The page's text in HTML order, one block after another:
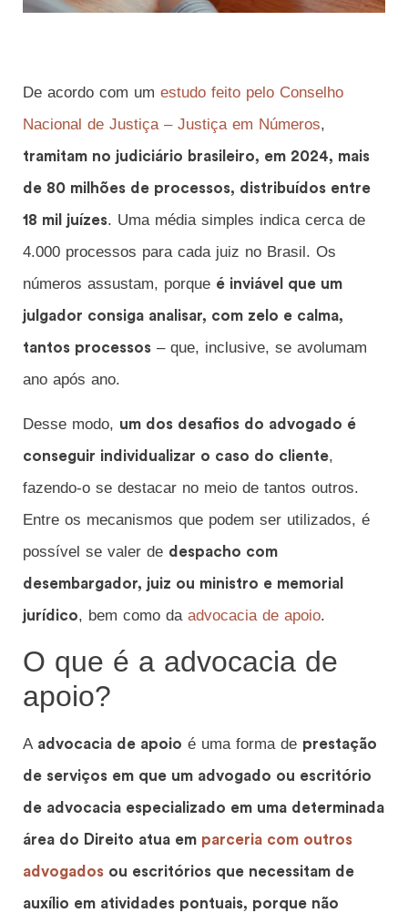
De acordo com um estudo feito pelo Conselho
Nacional de Justiça – Justiça em Números,
tramitam no judiciário brasileiro, em 2024, mais
de 80 milhões de processos, distribuídos entre
18 mil juízes. Uma média simples indica cerca de
4.000 processos para cada juiz no Brasil. Os
números assustam, porque é inviável que um
julgador consiga analisar, com zelo e calma,
tantos processos – que, inclusive, se avolumam
ano após ano.
Desse modo, um dos desafios do advogado é
conseguir individualizar o caso do cliente,
fazendo-o se destacar no meio de tantos outros.
Entre os mecanismos que podem ser utilizados, é
possível se valer de despacho com
desembargador, juiz ou ministro e memorial
jurídico, bem como da advocacia de apoio.
O que é a advocacia de
apoio?
A advocacia de apoio é uma forma de prestação
de serviços em que um advogado ou escritório
de advocacia especializado em uma determinada
área do Direito atua em parceria com outros
advogados ou escritórios que necessitam de
auxílio em atividades pontuais, porque não